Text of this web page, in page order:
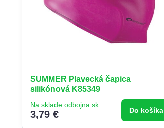
SUMMER Plavecká čapica
silikónová K85349
Na sklade odbojna.sk
3,79 € Do košíka